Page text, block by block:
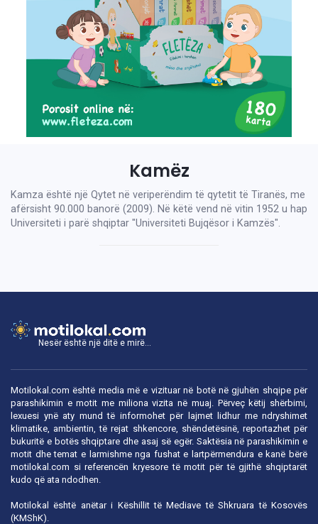
Kamëz
Kamza është një Qytet në veriperëndim të qytetit të Tiranës, me
afërsisht 90.000 banorë (2009). Në këtë vend në vitin 1952 u hap
Universiteti i parë shqiptar "Universiteti Bujqësor i Kamzës".
Nesër është një ditë e mirë...
Motilokal.com është media më e vizituar në botë në gjuhën shqipe për
parashikimin e motit me miliona vizita në muaj. Përveç këtij shërbimi,
lexuesi ynë aty mund të informohet për lajmet lidhur me ndryshimet
klimatike, ambientin, të rejat shkencore, shëndetësinë, reportazhet për
bukuritë e botës shqiptare dhe asaj së egër. Saktësia në parashikimin e
motit dhe temat e larmishme nga fushat e lartpërmendura e kanë bërë
motilokal.com si referencën kryesore të motit për të gjithë shqiptarët
kudo që ata ndodhen.
Motilokal është anëtar i Këshillit të Mediave të Shkruara të Kosovës
(KMShK).